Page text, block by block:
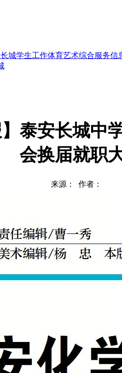
城学生工作体育艺术综合服务信
】泰安长城中
会换届就职
来源： 作者：